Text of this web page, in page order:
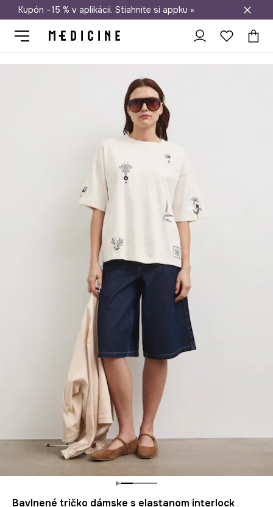
Doprava zadarmo od 50 €
Kupón –15 % v aplikácii. Stiahnite si appku »
Bavlnené tričko dámske s elastanom interlock